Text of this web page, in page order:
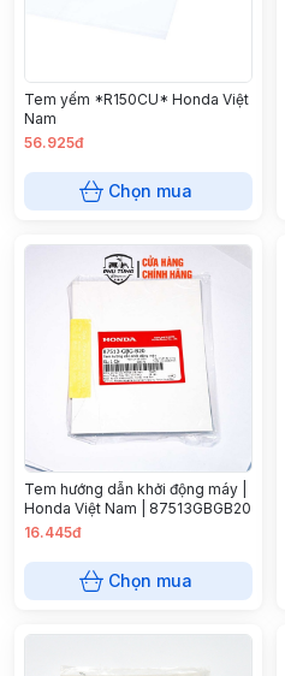
Tem yếm *R150CU* Honda Việt
Nam
56.925đ
Chọn mua
Tem hướng dẫn khởi động máy |
Honda Việt Nam | 87513GBGB20
16.445đ
Chọn mua